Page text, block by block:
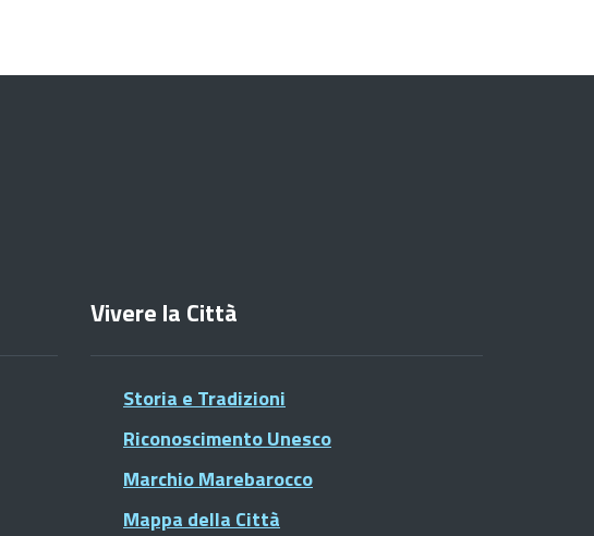
Vivere la Città
Storia e Tradizioni
Riconoscimento Unesco
Marchio Marebarocco
Mappa della Città